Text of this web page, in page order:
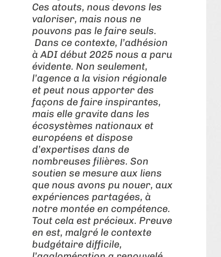
Ces atouts, nous devons les
valoriser, mais nous ne
pouvons pas le faire seuls.
Dans ce contexte, l’adhésion
à ADI début 2025 nous a paru
évidente. Non seulement,
l’agence a la vision régionale
et peut nous apporter des
façons de faire inspirantes,
mais elle gravite dans les
écosystèmes nationaux et
européens et dispose
d’expertises dans de
nombreuses filières. Son
soutien se mesure aux liens
que nous avons pu nouer, aux
expériences partagées, à
notre montée en compétence.
Tout cela est précieux. Preuve
en est, malgré le contexte
budgétaire difficile,